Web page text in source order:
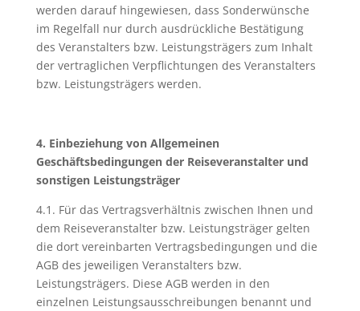
werden darauf hingewiesen, dass Sonderwünsche
im Regelfall nur durch ausdrückliche Bestätigung
des Veranstalters bzw. Leistungsträgers zum Inhalt
der vertraglichen Verpflichtungen des Veranstalters
bzw. Leistungsträgers werden.
4. Einbeziehung von Allgemeinen
Geschäftsbedingungen der Reiseveranstalter und
sonstigen Leistungsträger
4.1. Für das Vertragsverhältnis zwischen Ihnen und
dem Reiseveranstalter bzw. Leistungsträger gelten
die dort vereinbarten Vertragsbedingungen und die
AGB des jeweiligen Veranstalters bzw.
Leistungsträgers. Diese AGB werden in den
einzelnen Leistungsausschreibungen benannt und